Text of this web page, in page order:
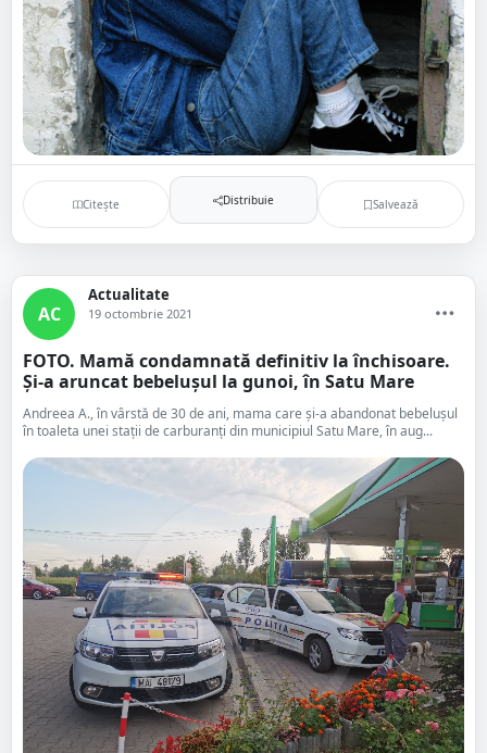
Citește Distribuie Salvează
AC
Actualitate
19 octombrie 2021
FOTO. Mamă condamnată definitiv la închisoare.
Și-a aruncat bebelușul la gunoi, în Satu Mare
Andreea A., în vârstă de 30 de ani, mama care și-a abandonat bebelușul
în toaleta unei stații de carburanți din municipiul Satu Mare, în aug...